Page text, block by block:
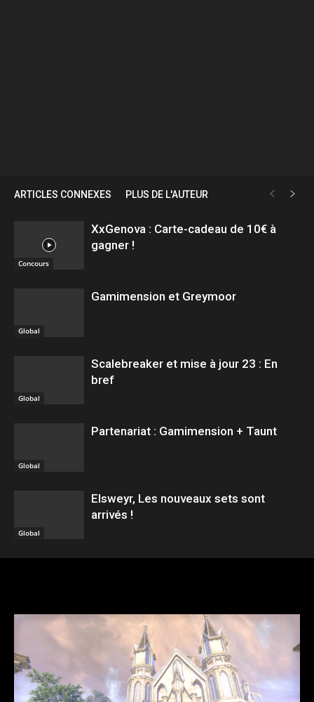
ARTICLES CONNEXES PLUS DE L'AUTEUR
Concours
XxGenova : Carte-cadeau de 10€ à
gagner !
Global
Gamimension et Greymoor
Global
Scalebreaker et mise à jour 23 : En
bref
Global
Partenariat : Gamimension + Taunt
Global
Elsweyr, Les nouveaux sets sont
arrivés !